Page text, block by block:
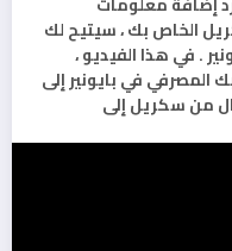
الخاص بك ، سيتيح لك
. في هذا الفيديو ،
في بايونير إلى
من سكريل إلى